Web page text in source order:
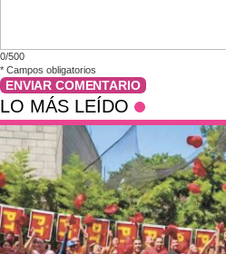
0/500
* Campos obligatorios
ENVIAR COMENTARIO
LO MÁS LEÍDO